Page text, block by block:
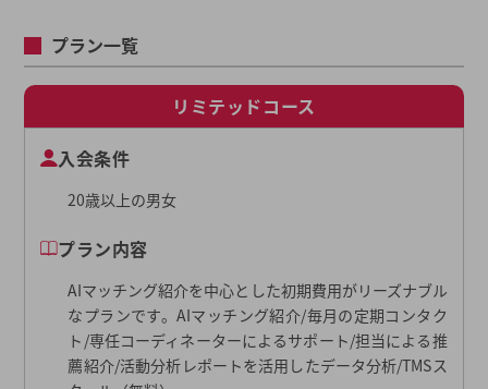
プラン一覧
リミテッドコース
入会条件
20歳以上の男女
プラン内容
AIマッチング紹介を中心とした初期費用がリーズナブル
なプランです。AIマッチング紹介/毎月の定期コンタク
ト/専任コーディネーターによるサポート/担当による推
薦紹介/活動分析レポートを活用したデータ分析/TMSス